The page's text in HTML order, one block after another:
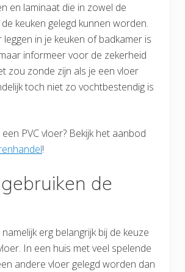
en laminaat die in zowel de
keuken gelegd kunnen worden.
leggen in je keuken of badkamer is
informeer voor de zekerheid
zou zonde zijn als je een vloer
toch niet zo vochtbestendig is
PVC vloer? Bekijk het aanbod
!
de
erg belangrijk bij de keuze
In een huis met veel spelende
andere vloer gelegd worden dan